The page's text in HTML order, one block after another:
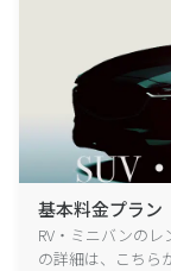
基本料金プラン
RV・ミニバンの
の詳細は、こちら